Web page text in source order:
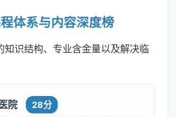
体系与内容深度榜
知识结构、专业含金量以及解决临
院 28分